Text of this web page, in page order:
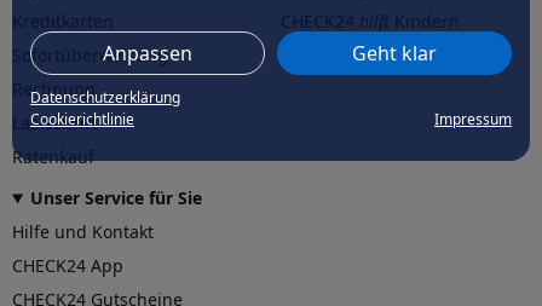
Anpassen Geht klar
Datenschutzerklärung
Cookierichtlinie
Impressum
Sofortüberweisung
Rechnung
Lastschrift
Ratenkauf
CHECK24hilftder Natur
Unser Service für Sie
Hilfe und Kontakt
CHECK24 App
CHECK24 Gutscheine